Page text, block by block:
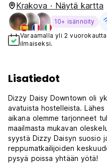
Krakova · Näytä kartta
10+ isännöity
Varaamalla yli 2
ilmaiseksi.
Lisatiedot
Dizzy Daisy Downtown oli
avatuista hostelleista.
aikana olemme tarjonneet
maailmasta mukavan
syystä Dizzy Daisyn suosio
reppumatkailijoiden
pysyä poissa yhtään yötä!